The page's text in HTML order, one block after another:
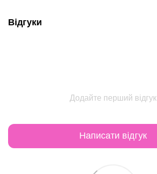
Відгуки
Додайте перший відгук
Написати відгук